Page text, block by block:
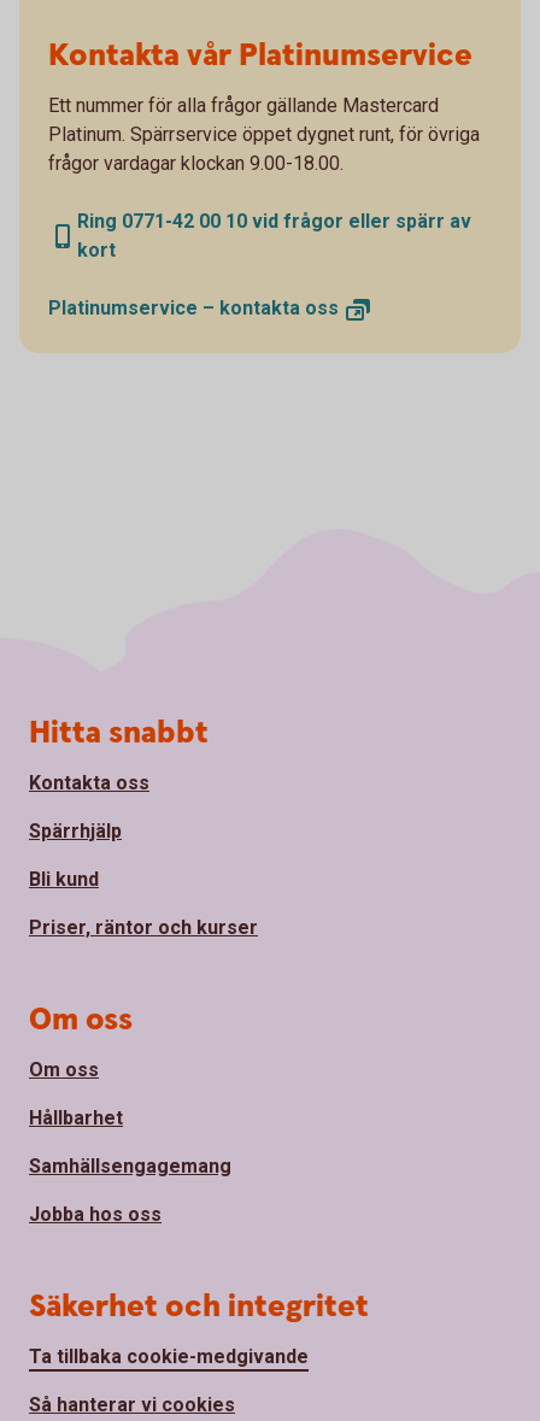
Kontakta vår Platinumservice
Ett nummer för alla frågor gällande Mastercard
Platinum. Spärrservice öppet dygnet runt, för övriga
frågor vardagar klockan 9.00-18.00.
Ring 0771-42 00 10 vid frågor eller spärr av
kort
Platinumservice – kontakta oss
Sidfot
Hitta snabbt
Kontakta oss
Spärrhjälp
Bli kund
Priser, räntor och kurser
Om oss
Om oss
Hållbarhet
Samhällsengagemang
Jobba hos oss
Säkerhet och integritet
Ta tillbaka cookie-medgivande
Så hanterar vi cookies